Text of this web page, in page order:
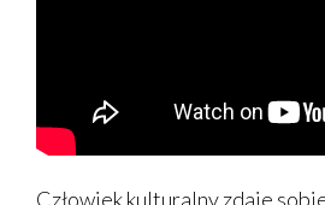
Człowiek kulturalny zdaje